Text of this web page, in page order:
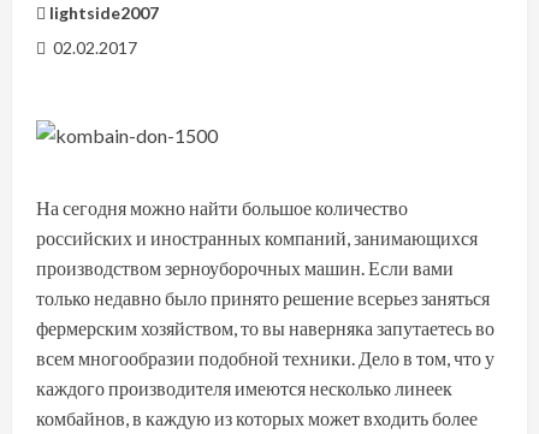
lightside2007
02.02.2017
На сегодня можно найти большое количество
российских и иностранных компаний, занимающихся
производством зерноуборочных машин. Если вами
только недавно было принято решение всерьез заняться
фермерским хозяйством, то вы наверняка запутаетесь во
всем многообразии подобной техники. Дело в том, что у
каждого производителя имеются несколько линеек
комбайнов, в каждую из которых может входить более